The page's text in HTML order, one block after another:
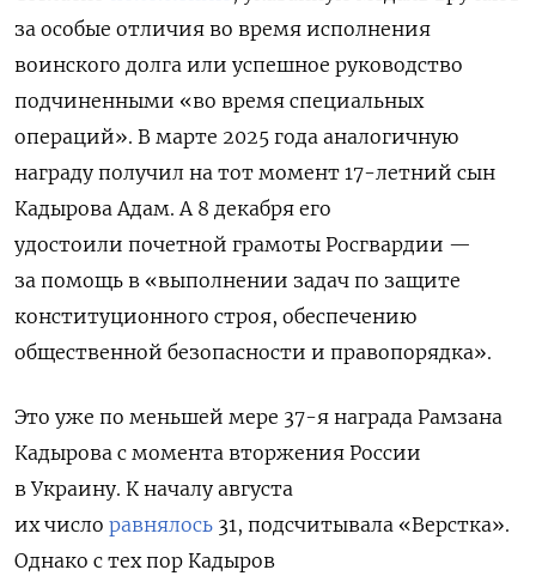
за особые отличия во время исполнения
воинского долга или успешное руководство
подчиненными «во время специальных
операций». В марте 2025 года аналогичную
награду получил на тот момент 17-летний сын
Кадырова Адам. А 8 декабря его
удостоили почетной грамоты Росгвардии —
за помощь в «выполнении задач по защите
конституционного строя, обеспечению
общественной безопасности и правопорядка».
Это уже по меньшей мере 37-я награда Рамзана
Кадырова с момента вторжения России
в Украину. К началу августа
их число равнялось 31, подсчитывала «Верстка».
Однако с тех пор Кадыров